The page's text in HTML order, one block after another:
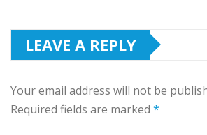
LEAVE A REPLY
Your email address will not be
Required fields are marked *